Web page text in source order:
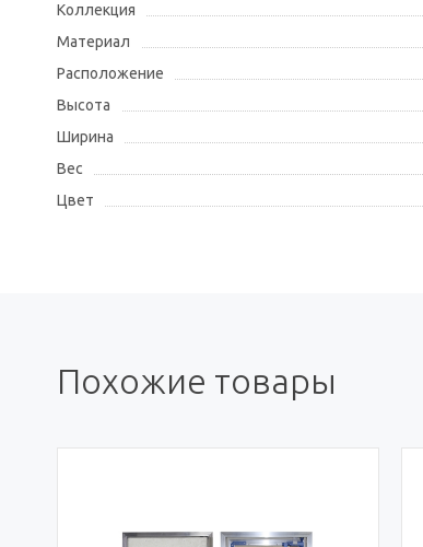
Коллекция
Материал
Расположение
Высота
Ширина
Вес
Цвет
Похожие товары